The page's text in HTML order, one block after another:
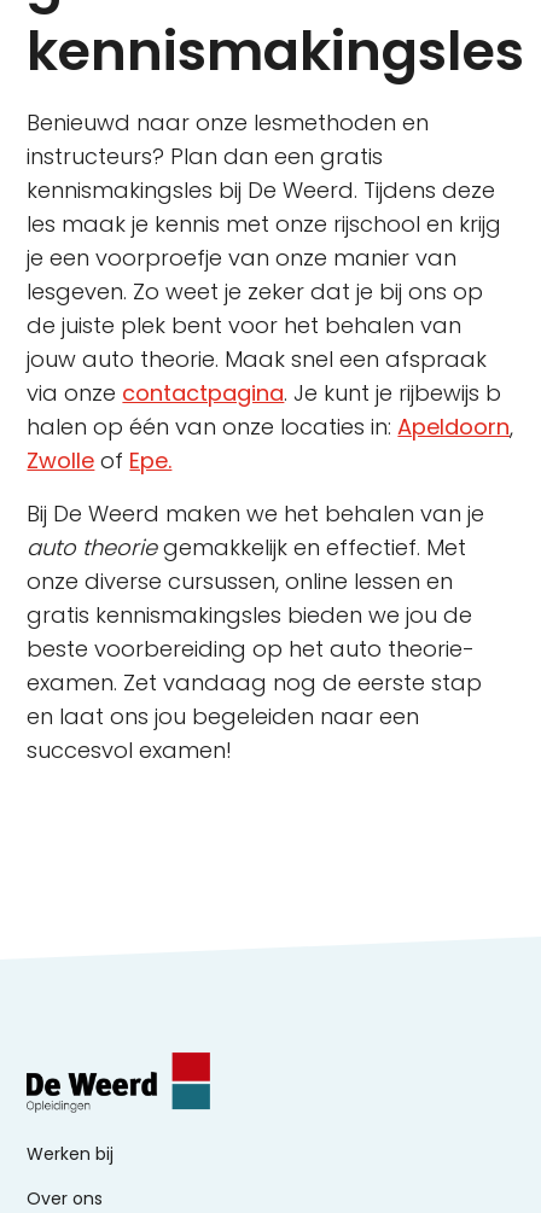
kennismakingsles
Benieuwd naar onze lesmethoden en
instructeurs? Plan dan een gratis
kennismakingsles bij De Weerd. Tijdens deze
les maak je kennis met onze rijschool en krijg
je een voorproefje van onze manier van
lesgeven. Zo weet je zeker dat je bij ons op
de juiste plek bent voor het behalen van
jouw auto theorie. Maak snel een afspraak
via onze contactpagina. Je kunt je rijbewijs b
halen op één van onze locaties in:Apeldoorn,
Zwolle of Epe.
Bij De Weerd maken we het behalen van je
auto theoriegemakkelijk en effectief. Met
onze diverse cursussen, online lessen en
gratis kennismakingsles bieden we jou de
beste voorbereiding op het auto theorie-
examen. Zet vandaag nog de eerste stap
en laat ons jou begeleiden naar een
succesvol examen!
Werken bij
Over ons